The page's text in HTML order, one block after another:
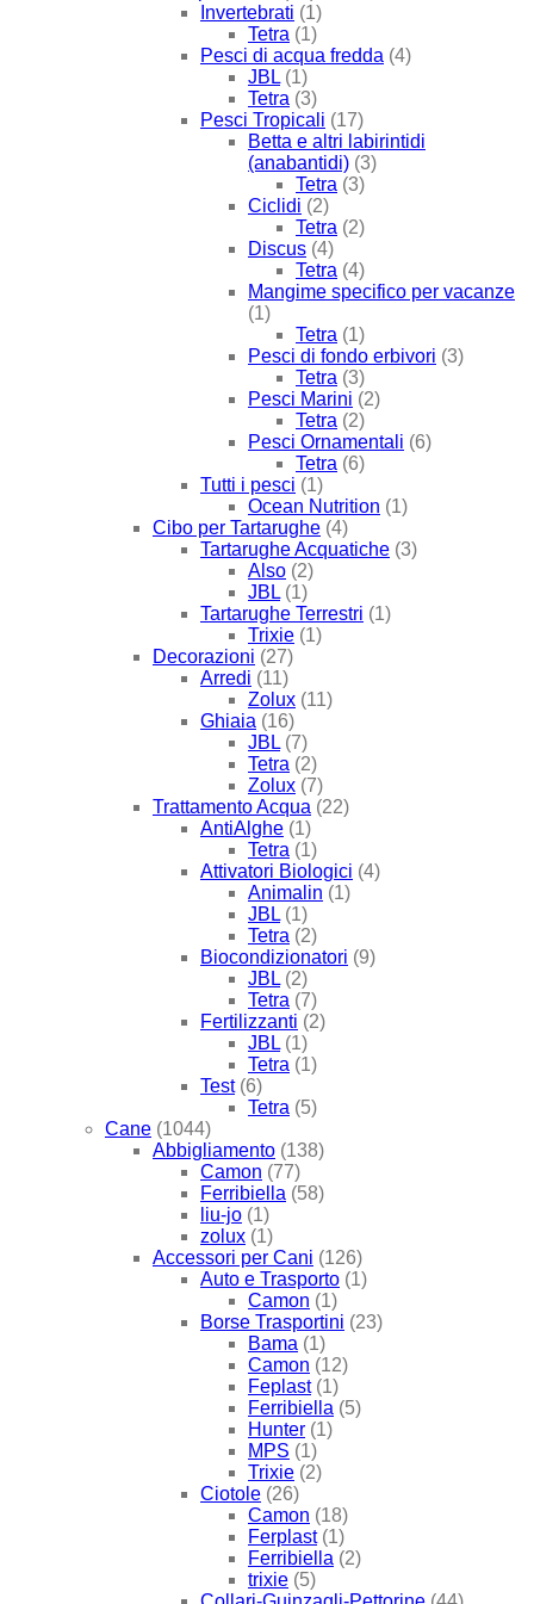
Invertebrati (1)
Tetra (1)
Pesci di acqua fredda (4)
JBL (1)
Tetra (3)
Pesci Tropicali (17)
Betta e altri labirintidi
(anabantidi) (3)
Tetra (3)
Ciclidi (2)
Tetra (2)
Discus (4)
Tetra (4)
Mangime specifico per vacanze
(1)
Tetra (1)
Pesci di fondo erbivori (3)
Tetra (3)
Pesci Marini (2)
Tetra (2)
Pesci Ornamentali (6)
Tetra (6)
Tutti i pesci (1)
Ocean Nutrition (1)
Cibo per Tartarughe (4)
Tartarughe Acquatiche (3)
Also (2)
JBL (1)
Tartarughe Terrestri (1)
Trixie (1)
Decorazioni (27)
Arredi (11)
Zolux (11)
Ghiaia (16)
JBL (7)
Tetra (2)
Zolux (7)
Trattamento Acqua (22)
AntiAlghe (1)
Tetra (1)
Attivatori Biologici (4)
Animalin (1)
JBL (1)
Tetra (2)
Biocondizionatori (9)
JBL (2)
Tetra (7)
Fertilizzanti (2)
JBL (1)
Tetra (1)
Test (6)
Tetra (5)
Cane (1044)
Abbigliamento (138)
Camon (77)
Ferribiella (58)
liu-jo (1)
zolux (1)
Accessori per Cani (126)
Auto e Trasporto (1)
Camon (1)
Borse Trasportini (23)
Bama (1)
Camon (12)
Feplast (1)
Ferribiella (5)
Hunter (1)
MPS (1)
Trixie (2)
Ciotole (26)
Camon (18)
Ferplast (1)
Ferribiella (2)
trixie (5)